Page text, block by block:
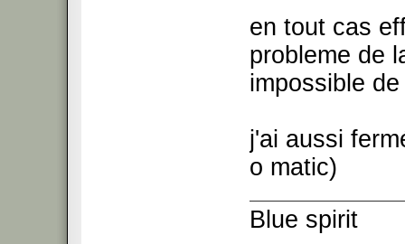
en tout cas
probleme de
impossible
j'ai aussi
o matic)
Blue spirit